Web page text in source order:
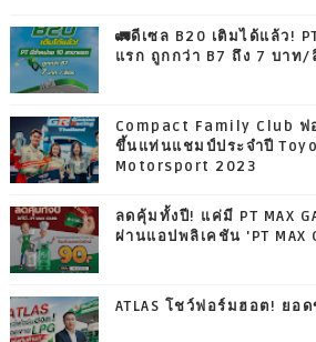
🚛ดีเซล B20 เติมได้แล้ว!
แรก ถูกกว่า B7 ถึง 7 บาท/
Compact Family Club
ขึ้นแท่นแชมป์ประจำปี
Motorsport 2023
ลดคุ้มทั้งปี! แค่มี PT MAX
ผ่านแอปพลิเคชัน 'PT MAX
ATLAS โชว์ฟอร์มฮอต! ยอ